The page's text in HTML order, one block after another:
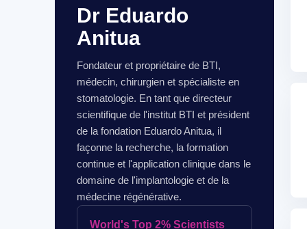
Dr Eduardo
Anitua
Fondateur et propriétaire de BTI,
médecin, chirurgien et spécialiste en
stomatologie. En tant que directeur
scientifique de l'institut BTI et président
de la fondation Eduardo Anitua, il
façonne la recherche, la formation
continue et l'application clinique dans le
domaine de l'implantologie et de la
médecine régénérative.
World's Top 2% Scientists